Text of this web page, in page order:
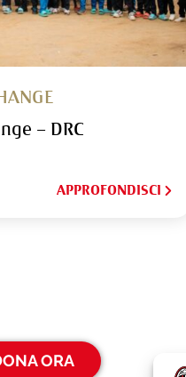
– DRC
APPROFONDISCI
ORA